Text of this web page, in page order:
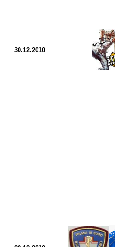
30.12.2010